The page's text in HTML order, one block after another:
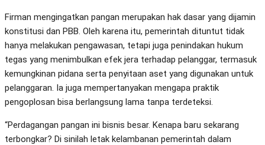
Firman mengingatkan pangan merupakan hak dasar yang dijamin
konstitusi dan PBB. Oleh karena itu, pemerintah dituntut tidak
hanya melakukan pengawasan, tetapi juga penindakan hukum
tegas yang menimbulkan efek jera terhadap pelanggar, termasuk
kemungkinan pidana serta penyitaan aset yang digunakan untuk
pelanggaran. Ia juga mempertanyakan mengapa praktik
pengoplosan bisa berlangsung lama tanpa terdeteksi.
“Perdagangan pangan ini bisnis besar. Kenapa baru sekarang
terbongkar? Di sinilah letak kelambanan pemerintah dalam